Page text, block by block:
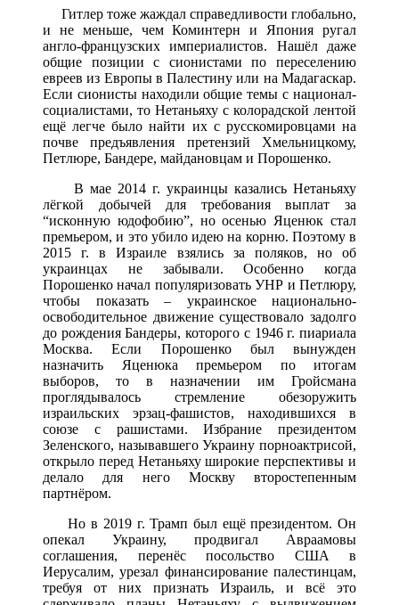
Гитлер тоже жаждал справедливости глобально,
и не меньше, чем Коминтерн и Япония ругал
англо-французских империалистов. Нашёл даже
общие позиции с сионистами по переселению
евреев из Европы в Палестину или на Мадагаскар.
Если сионисты находили общие темы с национал-
социалистами, то Нетаньяху с колорадской лентой
ещё легче было найти их с русскомировцами на
почве предъявления претензий Хмельницкому,
Петлюре, Бандере, майдановцам и Порошенко.
В мае 2014 г. украинцы казались Нетаньяху
лёгкой добычей для требования выплат за
“исконную юдофобию”, но осенью Яценюк стал
премьером, и это убило идею на корню. Поэтому в
2015 г. в Израиле взялись за поляков, но об
украинцах не забывали. Особенно когда
Порошенко начал популяризовать УНР и Петлюру,
чтобы показать – украинское национально-
освободительное движение существовало задолго
до рождения Бандеры, которого с 1946 г. пиариала
Москва. Если Порошенко был вынужден
назначить Яценюка премьером по итогам
выборов, то в назначении им Гройсмана
проглядывалось стремление обезоружить
израильских эрзац-фашистов, находившихся в
союзе с рашистами. Избрание президентом
Зеленского, называвшего Украину порноактрисой,
открыло перед Нетаньяху широкие перспективы и
делало для него Москву второстепенным
партнёром.
Но в 2019 г. Трамп был ещё президентом. Он
опекал Украину, продвигал Авраамовы
соглашения, перенёс посольство США в
Иерусалим, урезал финансирование палестинцам,
требуя от них признать Израиль, и всё это